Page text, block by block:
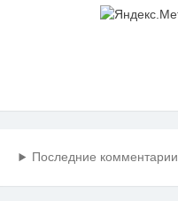
Последние комментарии